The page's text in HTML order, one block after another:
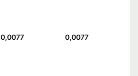
0,0077 0,0077